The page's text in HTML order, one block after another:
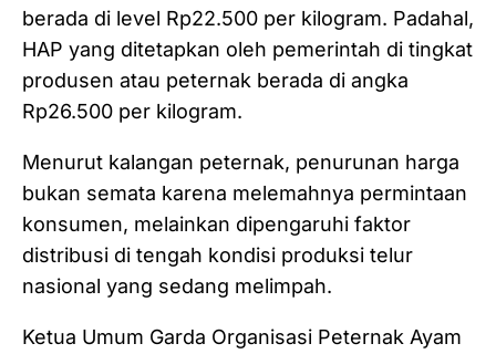
berada di level Rp22.500 per kilogram. Padahal,
HAP yang ditetapkan oleh pemerintah di tingkat
produsen atau peternak berada di angka
Rp26.500 per kilogram.
Menurut kalangan peternak, penurunan harga
bukan semata karena melemahnya permintaan
konsumen, melainkan dipengaruhi faktor
distribusi di tengah kondisi produksi telur
nasional yang sedang melimpah.
Ketua Umum Garda Organisasi Peternak Ayam